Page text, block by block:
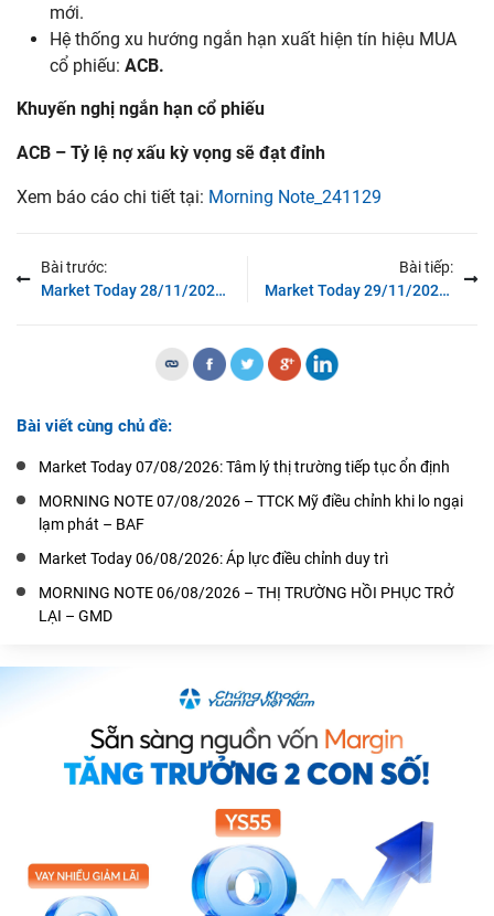
mới.
Hệ thống xu hướng ngắn hạn xuất hiện tín hiệu MUA
cổ phiếu: ACB.
Khuyến nghị ngắn hạn cổ phiếu
ACB – Tỷ lệ nợ xấu kỳ vọng sẽ đạt đỉnh
Xem báo cáo chi tiết tại: Morning Note_241129
Bài trước:
Market Today 28/11/2024: Rung lắc mạnh trong phiên chiều
Bài tiếp:
Market Today 29/11/2024: Các chỉ số đóng cửa ở vùng giá cao nhất phiên
Bài viết cùng chủ đề:
Market Today 07/08/2026: Tâm lý thị trường tiếp tục ổn định
MORNING NOTE 07/08/2026 – TTCK Mỹ điều chỉnh khi lo ngại
lạm phát – BAF
Market Today 06/08/2026: Áp lực điều chỉnh duy trì
MORNING NOTE 06/08/2026 – THỊ TRƯỜNG HỒI PHỤC TRỞ
LẠI – GMD